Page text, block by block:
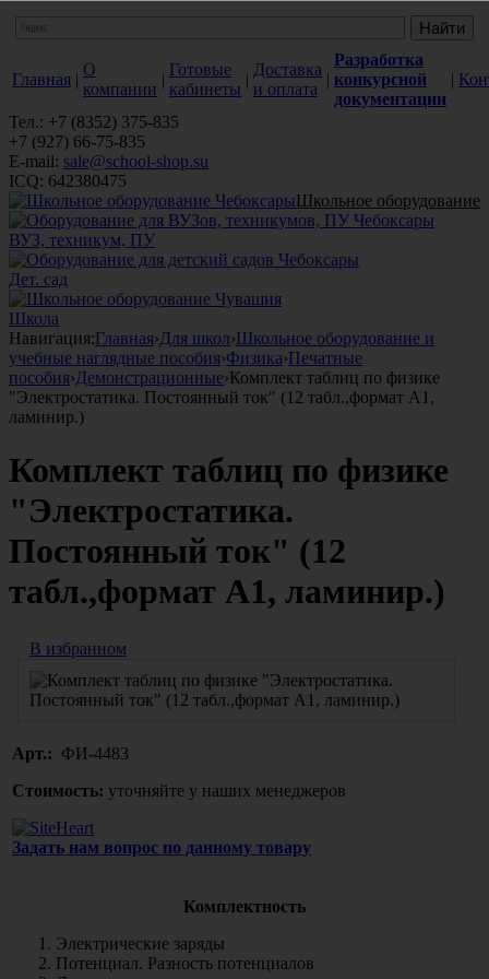
Главная |
О
компании
|
Готовые
кабинеты
|
Доставка
и оплата
|
Разработка
конкурсной
документации
|
Тел.: +7 (8352) 375-835
+7 (927) 66-75-835
E-mail: sale@school-shop.su
ICQ: 642380475
Школьное оборудование
ВУЗ, техникум, ПУ
Дет. сад
Школа
Навигация:Главная›Для школ›Школьное оборудование и
учебные наглядные пособия›Физика›Печатные
пособия›Демонстрационные›Комплект таблиц по физике
"Электростатика. Постоянный ток" (12 табл.,формат А1,
ламинир.)
Комплект таблиц по физике
"Электростатика.
Постоянный ток" (12
табл.,формат А1, ламинир.)
В избранном
Арт.: ФИ-4483
Стоимость: уточняйте у наших менеджеров
Задать нам вопрос по данному товару
Комплектность
Электрические заряды
Потенциал. Разность потенциалов